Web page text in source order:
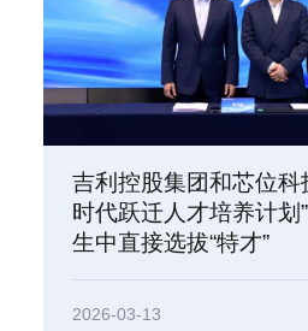
吉利控股集团和芯位科
时代跃迁人才培养计划
生中直接选拔“特才”
2026-03-13